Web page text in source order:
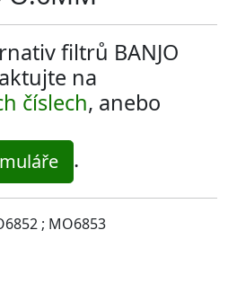
filtrů BANJO
na
číslech, anebo
.
; MO6853